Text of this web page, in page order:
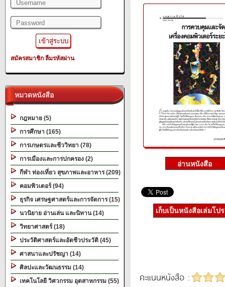
สมัครสมาชิก ลืมรหัสผ่าน
หมวดหนังสือ
กฎหมาย (5)
การศึกษา (165)
การเกษตรและชีววิทยา (78)
การเมืองและการปกครอง (2)
กีฬา ท่องเที่ยว สุขภาพและอาหาร (209)
คอมพิวเตอร์ (94)
ธุรกิจ เศรษฐศาสตร์และการจัดการ (15)
นวนิยาย อ่านเล่น และนิทาน (14)
วิทยาศาสตร์ (18)
ประวัติศาสตร์และอัตชีวประวัติ (45)
ศาสนาและปรัชญา (14)
ศิลปะและวัฒนธรรม (14)
เทคโนโลยี วิศวกรรม อุตสาหกรรม (55)
เก็บเป็นหนังสือเล่มโป
คะแนนหนังสือ :